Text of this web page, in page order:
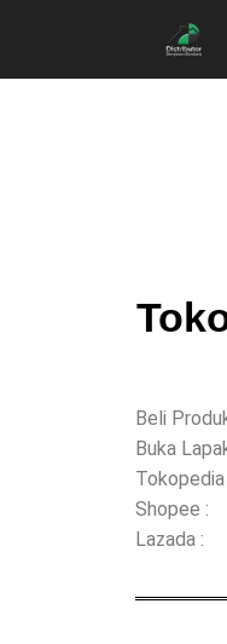
Beli
Buka
Tokopedia
Shopee :
Lazada :